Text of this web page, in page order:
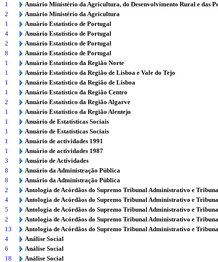
1
Anuário Ministério da Agricultura, do Desenvolvimento Rural e das
2
Anuário Ministério da Agricultura
1
Anuário Estatístico de Portugal
4
Anuário Estatístico de Portugal
2
Anuário Estatístico de Portugal
8
Anuário Estatístico de Portugal
1
Anuário Estatístico da Região Norte
1
Anuário Estatístico da Região de Lisboa e Vale do Tejo
1
Anuário Estatístico da Região de Lisboa
1
Anuário Estatístico da Região Centro
2
Anuário Estatístico da Região Algarve
1
Anuário Estatístico da Região Alentejo
1
Anuário de Estatísticas Sociais
1
Anuário de Estatísticas Sociais
1
Anuário de actividades 1991
1
Anuário de actividades 1987
3
Anuário de Actividades
8
Anuário da Administração Pública
8
Anuário da Administração Pública
2
Antologia de Acórdãos do Supremo Tribunal Administrativo e
4
Antologia de Acórdãos do Supremo Tribunal Administrativo e
5
Antologia de Acórdãos do Supremo Tribunal Administrativo e
2
Antologia de Acórdãos do Supremo Tribunal Administrativo e
13
Antologia de Acórdãos do Supremo Tribunal Administrativo e
4
Análise Social
6
Análise Social
18
Análise Social